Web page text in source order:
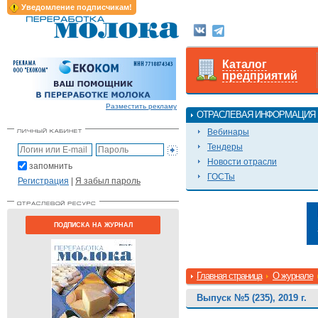
Уведомление подписчикам!
Разместить рекламу
запомнить
Регистрация | Я забыл пароль
ПОДПИСКА НА ЖУРНАЛ
Каталог
предприятий
ОТРАСЛЕВАЯ ИНФОРМАЦИЯ
Вебинары
Тендеры
Новости отрасли
ГОСТы
Главная страница О журнале
Выпуск №5 (235), 2019 г.